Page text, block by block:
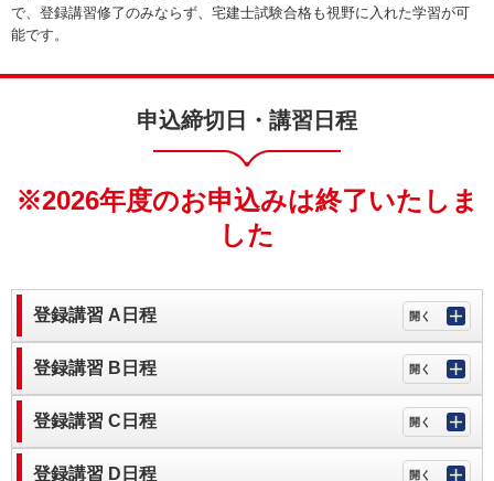
で、登録講習修了のみならず、宅建士試験合格も視野に入れた学習が可
能です。
申込締切日・講習日程
※2026年度のお申込みは終了いたしま
した
登録講習 A日程
登録講習 B日程
登録講習 C日程
登録講習 D日程